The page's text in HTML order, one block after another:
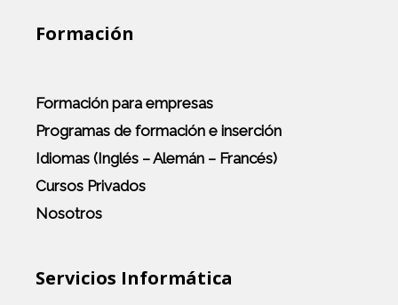
Formación
Formación para empresas
Programas de formación e inserción
Idiomas (Inglés – Alemán – Francés)
Cursos Privados
Nosotros
Servicios Informática